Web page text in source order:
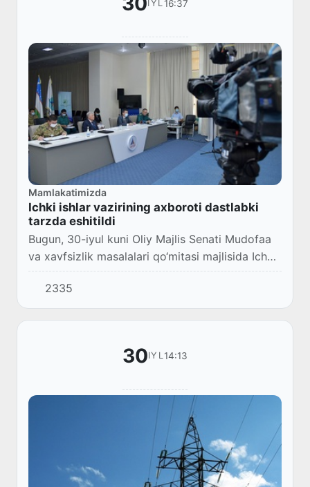
IYL16:37
Mamlakatimizda
Ichki ishlar vazirining axboroti dastlabki
tarzda eshitildi
Bugun, 30-iyul kuni Oliy Majlis Senati Mudofaa
va xavfsizlik masalalari qo‘mitasi majlisida Ichki
ishlar vazirining huquqbuzarliklarning oldini
olish va ularning profilaktikasi hol...
2335
30IYL14:13